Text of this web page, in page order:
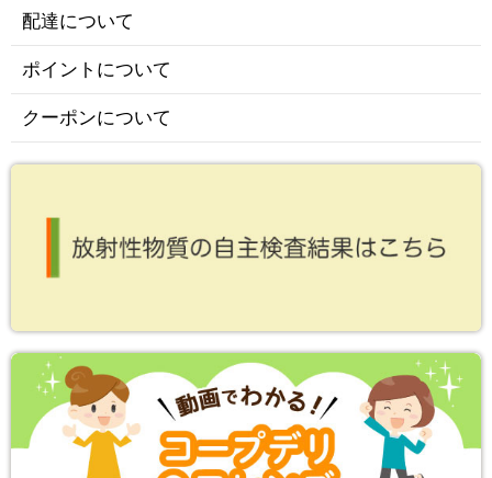
配達について
ポイントについて
クーポンについて